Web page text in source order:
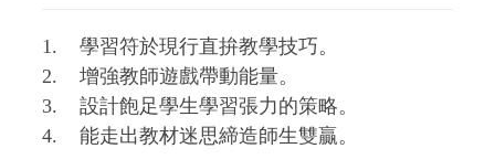
1. 學習符於現行直拚教學技巧。
2. 增強教師遊戲帶動能量。
3. 設計飽足學生學習張力的策略。
4. 能走出教材迷思締造師生雙贏。